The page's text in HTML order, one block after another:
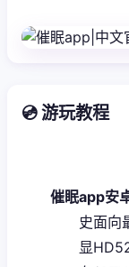
💿 游玩教程
催眠app安
史面向
显